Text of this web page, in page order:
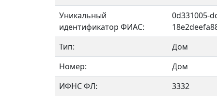
Уникальный
идентификатор ФИАС:
0d331005-
Тип:
Дом
Номер:
Дом
ИФНС ФЛ:
3332